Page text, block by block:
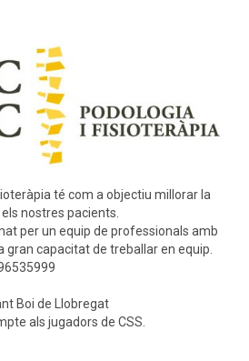
té com a objectiu millorar la
nostres pacients.
per un equip de professionals amb
capacitat de treballar en equip.
Boi de Llobregat
als jugadors de CSS.